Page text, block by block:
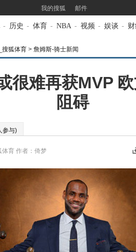
我的搜狐 邮件
- 历史 - 体育 - NBA - 视频 - 娱谈 -
搜狐体育 > 詹姆斯-骑士新闻
很难再获MVP
阻碍
参与)
体育 作者：倚梦